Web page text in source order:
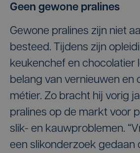
Geen gewone pralines
Gewone pralines zijn niet
besteed. Tijdens zijn
keukenchef en chocolatier
belang van vernieuwen en
métier. Zo bracht hij vorig
pralines op de markt voor
slik- en kauwproblemen.
een slikonderzoek gedaan